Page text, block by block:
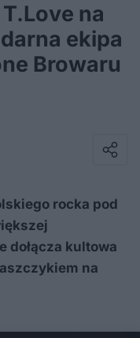
na
ekipa
Browaru
rocka pod
dołącza kultowa
na